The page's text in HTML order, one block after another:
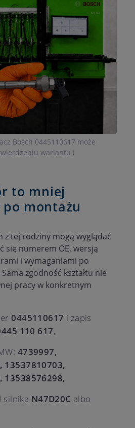
Bosch 0445110617 może
wariantu i
to mniej
montażu
z tej rodziny mogą wyglądać
się numerem OE, wersją
i wymaganiami po
zgodność kształtu nie
pracy w konkretnym
0445110617 i zapis
110 617,
4739997,
13537810703,
13538576298,
silnika N47D20C albo